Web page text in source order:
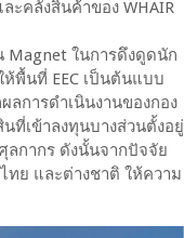
ะคลังสินค้าของ WHAIR
Magnet ในการดึงดูดนัก
พื้นที่ EEC เป็นต้นแบบ
ลการดําเนินงานของกอง
ที่เข้าลงทุนบางส่วนตั้งอยู่
ลกากร ดังนั้นจากปัจจัย
ทย และต่างชาติ ให้ความ